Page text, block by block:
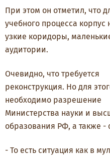
При этом он отметил, что
учебного процесса корпус
узкие коридоры,
аудитории.
Очевидно, что требуется
реконструкция. Но для
необходимо разрешение
Министерства науки и
образования РФ, а также -
- То есть ситуация как в